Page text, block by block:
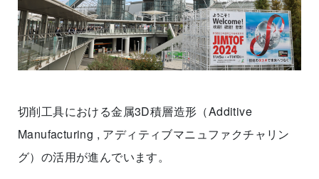
切削工具における金属3D積層造形（Additive
Manufacturing , アディティブマニュファクチャリン
グ）の活用が進んでいます。